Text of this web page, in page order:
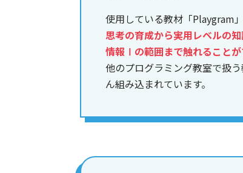
使用している教材「Playgram
思考の育成から実用レベルの
情報Ⅰの範囲まで触れることが
他のプログラミング教室で扱
ん組み込まれています。